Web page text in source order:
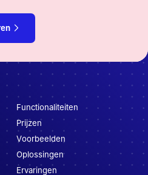
Functionaliteiten
Prijzen
Voorbeelden
Oplossingen
Ervaringen